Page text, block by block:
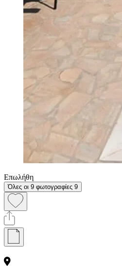
Επωλήθη
Όλες οι 9 φωτογραφίες 9